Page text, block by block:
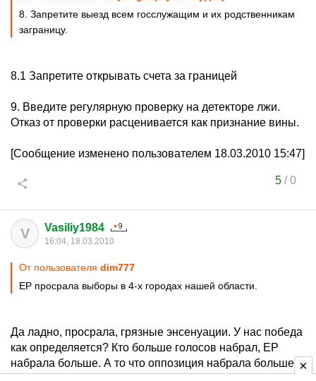
8. Запретите выезд всем госслужащим и их родственникам
заграницу.
8.1 Запретите открывать счета за границей
9. Введите регулярную проверку на детекторе лжи.
Отказ от проверки расценивается как признание вины.
[Сообщение изменено пользователем 18.03.2010 15:47]
5/0
V Vasiliy1984
16:04, 18.03.2010
От пользователя dim777
ЕР просрала выборы в 4-х городах нашей области.
Да ладно, просрала, грязные энсенуации. У нас победа
как определяется? Кто больше голосов набрал, ЕР
набрала больше. А то что оппозиция набрала больше,